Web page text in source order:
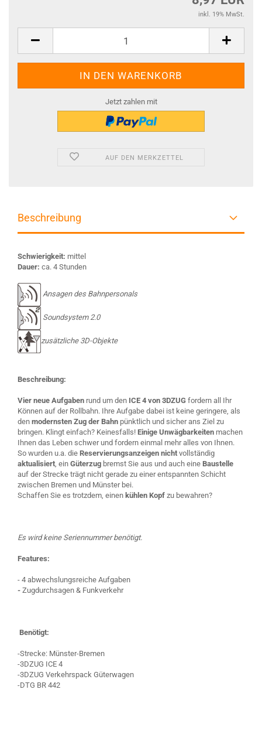
inkl. 19% MwSt.
Jetzt zahlen mit
AUF DEN MERKZETTEL
Beschreibung
Schwierigkeit: mittel
Dauer: ca. 4 Stunden
Ansagen des Bahnpersonals
Soundsystem 2.0
zusätzliche 3D-Objekte
Beschreibung:
Vier neue Aufgaben rund um den ICE 4 von 3DZUG fordern all Ihr
Können auf der Rollbahn. Ihre Aufgabe dabei ist keine geringere, als
den modernsten Zug der Bahn pünktlich und sicher ans Ziel zu
bringen. Klingt einfach? Keinesfalls! Einige Unwägbarkeiten machen
Ihnen das Leben schwer und fordern einmal mehr alles von Ihnen.
So wurden u.a. die Reservierungsanzeigen nicht vollständig
aktualisiert, ein Güterzug bremst Sie aus und auch eine Baustelle
auf der Strecke trägt nicht gerade zu einer entspannten Schicht
zwischen Bremen und Münster bei.
Schaffen Sie es trotzdem, einen kühlen Kopf zu bewahren?
Es wird keine Seriennummer benötigt.
Features:
- 4 abwechslungsreiche Aufgaben
- Zugdurchsagen & Funkverkehr
Benötigt:
-Strecke: Münster-Bremen
-3DZUG ICE 4
-3DZUG Verkehrspack Güterwagen
-DTG BR 442